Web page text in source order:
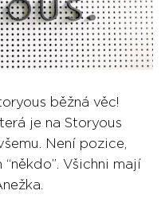
běžná věc!
je na Storyous
Není pozice,
Všichni mají